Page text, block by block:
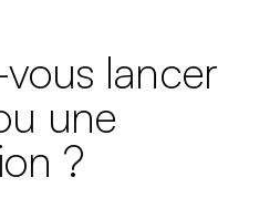
lancer
une
?